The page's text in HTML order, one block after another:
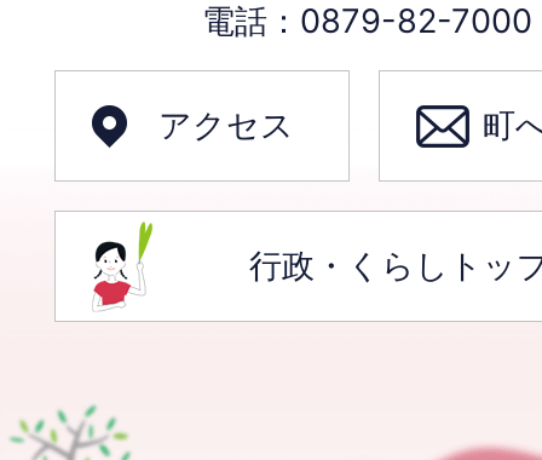
電話：0879-82-7000
アクセス 町
行政・くらしトッ